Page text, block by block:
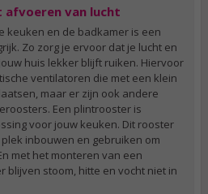
van lucht
keuken en de badkamer is een
Zo zorg je ervoor dat je lucht en
huis lekker blijft ruiken. Hiervoor
ventilatoren die met een klein
maar er zijn ook andere
Een plintrooster is
voor jouw keuken. Dit rooster
inbouwen en gebruiken om
met het monteren van een
blijven stoom, hitte en vocht niet in